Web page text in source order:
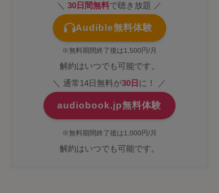
＼30日間無料で聴き放題 ／
Audible無料体験
※無料期間終了後は1,500円/月
解約はいつでも可能です。
＼ 通常14日無料が30日 に！ ／
audiobook.jp無料体験
※無料期間終了後は1,000円/月
解約はいつでも可能です。